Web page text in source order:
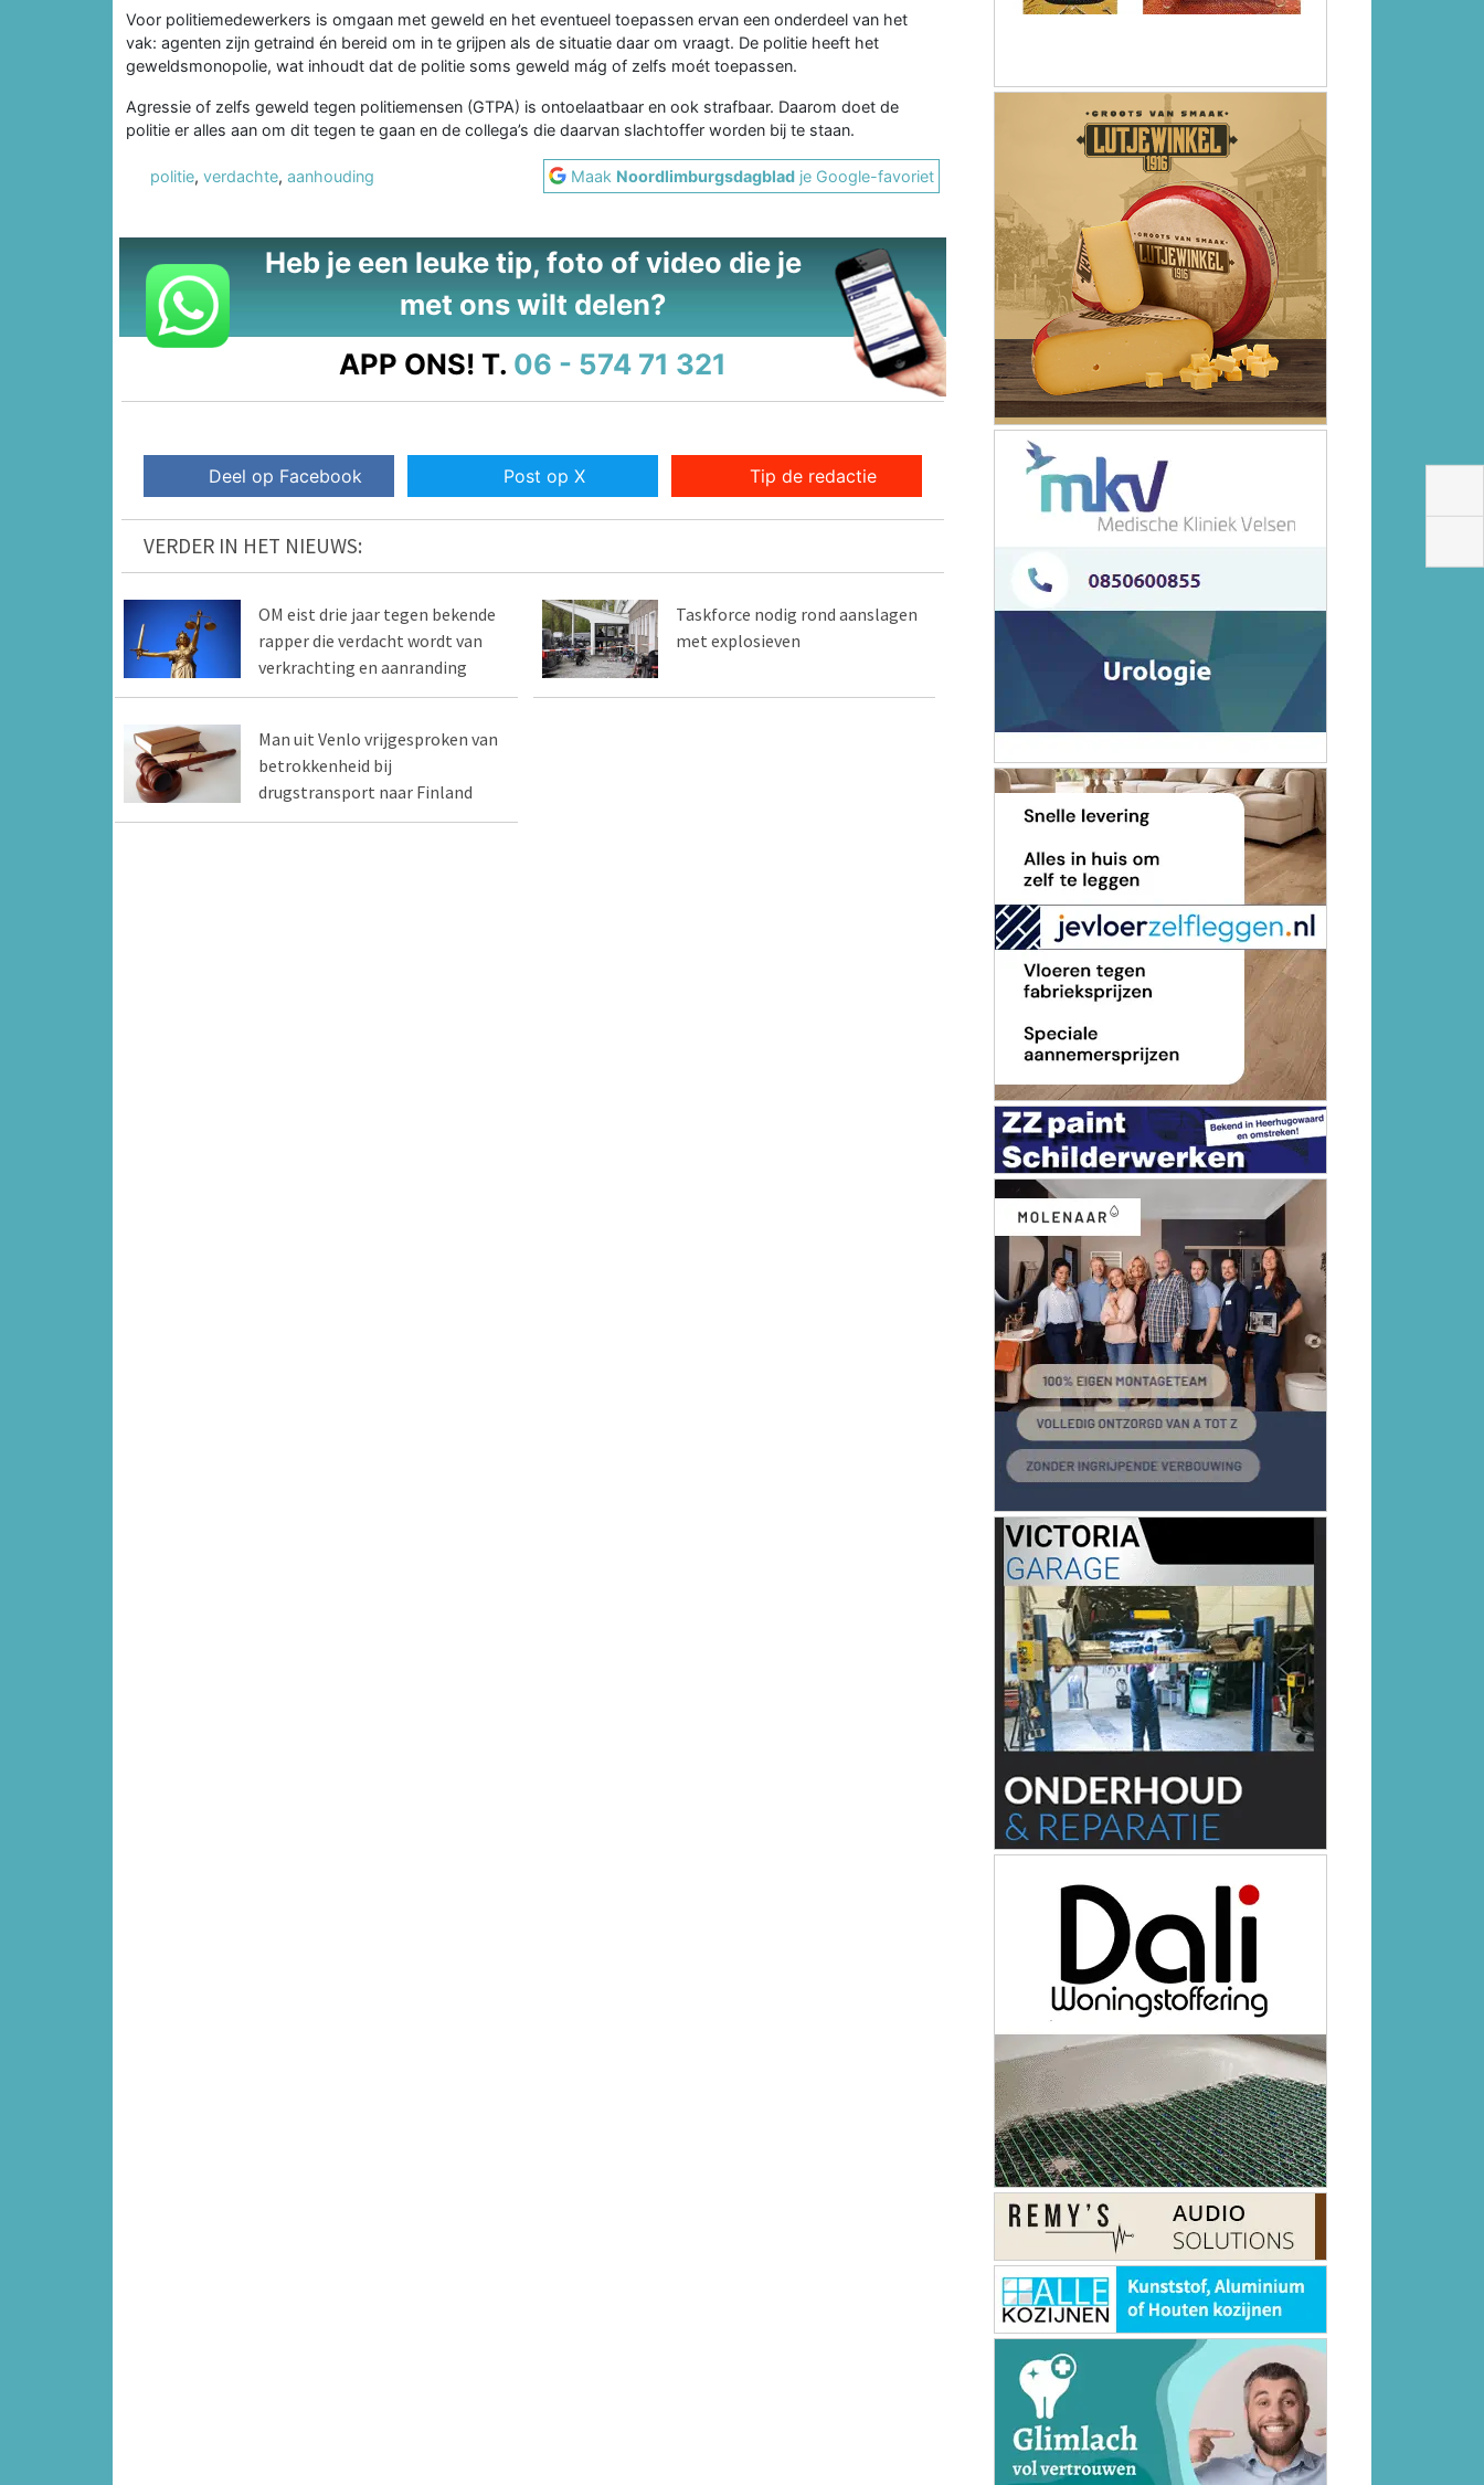
Voor politiemedewerkers is omgaan met geweld en het eventueel toepassen ervan een onderdeel van het
vak: agenten zijn getraind én bereid om in te grijpen als de situatie daar om vraagt. De politie heeft het
geweldsmonopolie, wat inhoudt dat de politie soms geweld mág of zelfs moét toepassen.
Agressie of zelfs geweld tegen politiemensen (GTPA) is ontoelaatbaar en ook strafbaar. Daarom doet de
politie er alles aan om dit tegen te gaan en de collega’s die daarvan slachtoffer worden bij te staan.
politie, verdachte, aanhouding Maak Noordlimburgsdagblad je Google-favoriet
Heb je een leuke tip, foto of video die je
met ons wilt delen?
APP ONS! T. 06 - 574 71 321
Deel op Facebook Post op X Tip de redactie
VERDER IN HET NIEUWS:
OM eist drie jaar tegen bekende
rapper die verdacht wordt van
verkrachting en aanranding
Taskforce nodig rond aanslagen
met explosieven
Man uit Venlo vrijgesproken van
betrokkenheid bij
drugstransport naar Finland